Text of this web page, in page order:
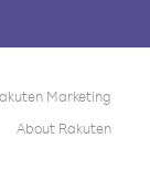
Marketing
About Rakuten